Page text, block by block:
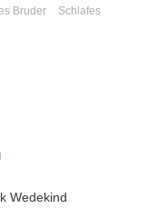
Bruder
Schlafes
Wedekind